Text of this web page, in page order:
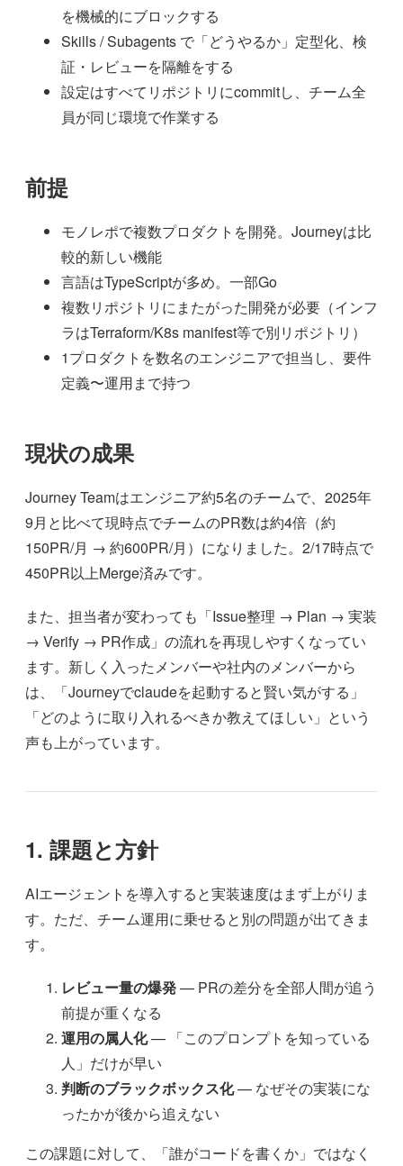
を機械的にブロックする
Skills / Subagents で「どうやるか」定型化、検
証・レビューを隔離をする
設定はすべてリポジトリにcommitし、チーム全
員が同じ環境で作業する
前提
モノレポで複数プロダクトを開発。Journeyは比
較的新しい機能
言語はTypeScriptが多め。一部Go
複数リポジトリにまたがった開発が必要（インフ
ラはTerraform/K8s manifest等で別リポジトリ）
1プロダクトを数名のエンジニアで担当し、要件
定義〜運用まで持つ
現状の成果
Journey Teamはエンジニア約5名のチームで、2025年
9月と比べて現時点でチームのPR数は約4倍（約
150PR/月 → 約600PR/月）になりました。2/17時点で
450PR以上Merge済みです。
また、担当者が変わっても「Issue整理 → Plan → 実装
→ Verify → PR作成」の流れを再現しやすくなってい
ます。新しく入ったメンバーや社内のメンバーから
は、「Journeyでclaudeを起動すると賢い気がする」
「どのように取り入れるべきか教えてほしい」という
声も上がっています。
1. 課題と方針
AIエージェントを導入すると実装速度はまず上がりま
す。ただ、チーム運用に乗せると別の問題が出てきま
す。
レビュー量の爆発— PRの差分を全部人間が追う
前提が重くなる
運用の属人化— 「このプロンプトを知っている
人」だけが早い
判断のブラックボックス化— なぜその実装にな
ったかが後から追えない
この課題に対して、「誰がコードを書くか」ではなく